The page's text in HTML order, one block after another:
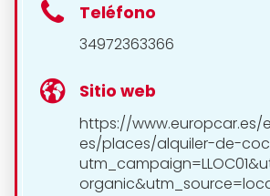
Teléfono
34972363366
Sitio web
https://www.europcar.es/
es/places/alquiler-de-